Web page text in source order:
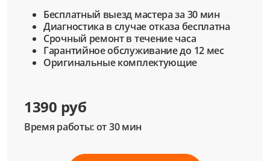
Бесплатный выезд мастера за 30 мин
Диагностика в случае отказа бесплатна
Срочный ремонт в течение часа
Гарантийное обслуживание до 12 мес
Оригинальные комплектующие
1390 руб
Время работы: от 30 мин